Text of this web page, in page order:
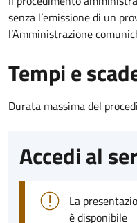
senza l’emissione di un
l’Amministrazione
Tempi e
Durata massima del
Accedi al
La
è disponibile